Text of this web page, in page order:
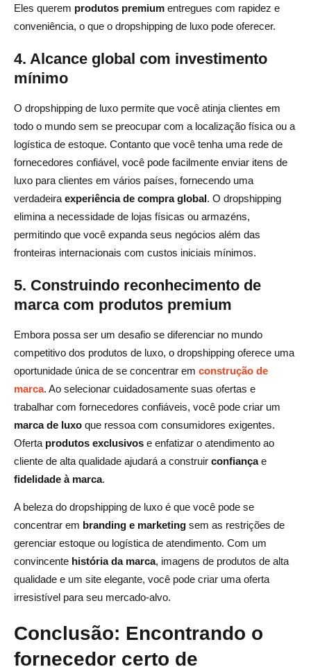
Eles querem produtos premium entregues com rapidez e
conveniência, o que o dropshipping de luxo pode oferecer.
4. Alcance global com investimento
mínimo
O dropshipping de luxo permite que você atinja clientes em
todo o mundo sem se preocupar com a localização física ou a
logística de estoque. Contanto que você tenha uma rede de
fornecedores confiável, você pode facilmente enviar itens de
luxo para clientes em vários países, fornecendo uma
verdadeira experiência de compra global. O dropshipping
elimina a necessidade de lojas físicas ou armazéns,
permitindo que você expanda seus negócios além das
fronteiras internacionais com custos iniciais mínimos.
5. Construindo reconhecimento de
marca com produtos premium
Embora possa ser um desafio se diferenciar no mundo
competitivo dos produtos de luxo, o dropshipping oferece uma
oportunidade única de se concentrar em construção de
marca. Ao selecionar cuidadosamente suas ofertas e
trabalhar com fornecedores confiáveis, você pode criar um
marca de luxo que ressoa com consumidores exigentes.
Oferta produtos exclusivos e enfatizar o atendimento ao
cliente de alta qualidade ajudará a construir confiançae
fidelidade à marca.
A beleza do dropshipping de luxo é que você pode se
concentrar em branding e marketing sem as restrições de
gerenciar estoque ou logística de atendimento. Com um
convincente história da marca, imagens de produtos de alta
qualidade e um site elegante, você pode criar uma oferta
irresistível para seu mercado-alvo.
Conclusão: Encontrando o
fornecedor certo de